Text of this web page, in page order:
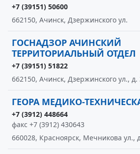
+7 (39151) 50600
662150, Ачинск, Дзержинского ул.
ГОСНАДЗОР АЧИНСКИЙ
ТЕРРИТОРИАЛЬНЫЙ ОТДЕЛ
+7 (39151) 51822
662150, Ачинск, Дзержинского ул., д.
ГЕОРА МЕДИКО-
+7 (3912) 448664
факс +7 (3912) 430643
660028, Красноярск, Мечникова ул.,